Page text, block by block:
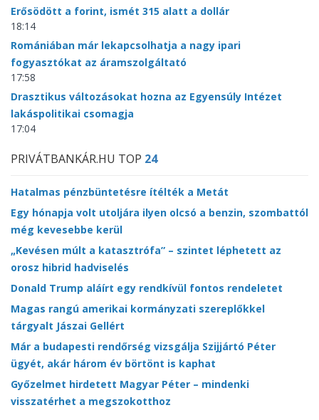
Erősödött a forint, ismét 315 alatt a dollár
18:14
Romániában már lekapcsolhatja a nagy ipari
fogyasztókat az áramszolgáltató
17:58
Drasztikus változásokat hozna az Egyensúly Intézet
lakáspolitikai csomagja
17:04
PRIVÁTBANKÁR.HU TOP 24
Hatalmas pénzbüntetésre ítélték a Metát
Egy hónapja volt utoljára ilyen olcsó a benzin, szombattól
még kevesebbe kerül
„Kevésen múlt a katasztrófa” – szintet léphetett az
orosz hibrid hadviselés
Donald Trump aláírt egy rendkívül fontos rendeletet
Magas rangú amerikai kormányzati szereplőkkel
tárgyalt Jászai Gellért
Már a budapesti rendőrség vizsgálja Szijjártó Péter
ügyét, akár három év börtönt is kaphat
Győzelmet hirdetett Magyar Péter – mindenki
visszatérhet a megszokotthoz